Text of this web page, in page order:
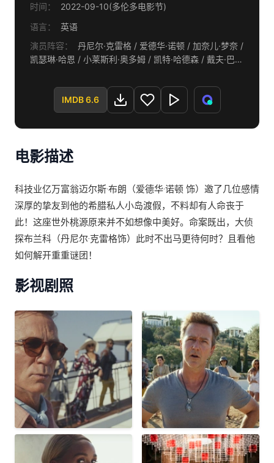
时间：
2022-09-10(多伦多电影节)
语言：
英语
演员阵容：
丹尼尔·克雷格 / 爱德华·诺顿 / 加奈儿·梦奈 /
凯瑟琳·哈恩 / 小莱斯利·奥多姆 / 凯特·哈德森 / 戴夫·巴蒂
霍夫曼 / 达拉斯·罗伯特斯 / 伊桑·霍克 / 休·格兰特 / 史蒂
芬·桑德海姆 / 安吉拉·兰斯伯瑞 / 娜塔莎·雷昂 / 卡里姆·阿
卜杜尔-贾巴尔 / 塞蕾娜·威廉姆斯 / 马友友 / 约瑟夫·高
登-莱维特 / 丹·查里顿 / 艾迪·戈罗杰茨基 / 亚当·达文波
IMDB 6.6
电影描述
科技业亿万富翁迈尔斯·布朗（爱德华·诺顿 饰）邀了几位感情
深厚的挚友到他的希腊私人小岛渡假，不料却有人命丧于
此！这座世外桃源原来并不如想像中美好。命案既出，大侦
探布兰科（丹尼尔·克雷格饰）此时不出马更待何时？且看他
如何解开重重谜团！
影视剧照